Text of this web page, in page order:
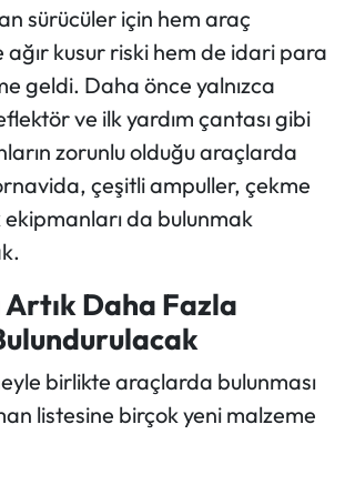
sürücüler için hem araç
ağır kusur riski hem de idari para
geldi. Daha önce yalnızca
ve ilk yardım çantası gibi
zorunlu olduğu araçlarda
çeşitli ampuller, çekme
ekipmanları da bulunmak
Daha Fazla
birlikte araçlarda bulunması
listesine birçok yeni malzeme